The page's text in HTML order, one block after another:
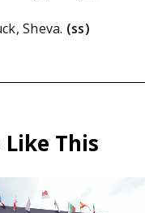
Sheva. (ss)
Like This